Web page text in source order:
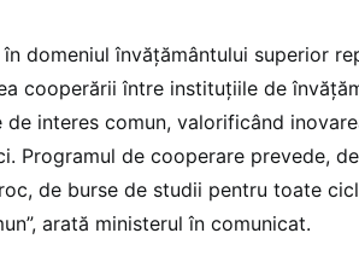
domeniul învățământului superior
cooperării între instituțiile de
de interes comun, valorificând
Programul de cooperare prevede,
de burse de studii pentru toate
arată ministerul în comunicat.